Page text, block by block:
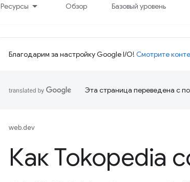
Ресурсы Обзор Базовый уровень
Благодарим за настройку Google I/O! Смотрите
Эта страница переведена с
web.dev
Как Tokopedia